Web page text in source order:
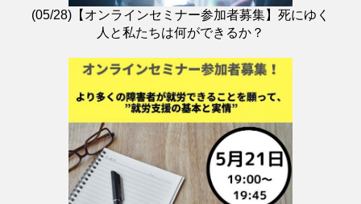
(05/28)【オンラインセミナー参加者募集】死にゆく
人と私たちは何ができるか？